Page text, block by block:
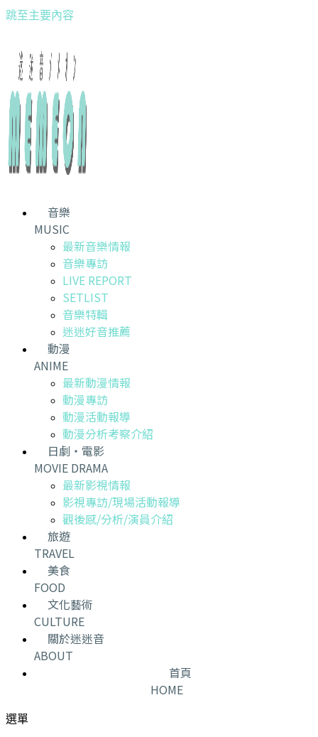
跳至主要內容
音樂
MUSIC
最新音樂情報
音樂專訪
LIVE REPORT
SETLIST
音樂特輯
迷迷好音推薦
動漫
ANIME
最新動漫情報
動漫專訪
動漫活動報導
動漫分析考察介紹
日劇・電影
MOVIE DRAMA
最新影視情報
影視專訪/現場活動報導
觀後感/分析/演員介紹
旅遊
TRAVEL
美食
FOOD
文化藝術
CULTURE
關於迷迷音
ABOUT
首頁
HOME
選單